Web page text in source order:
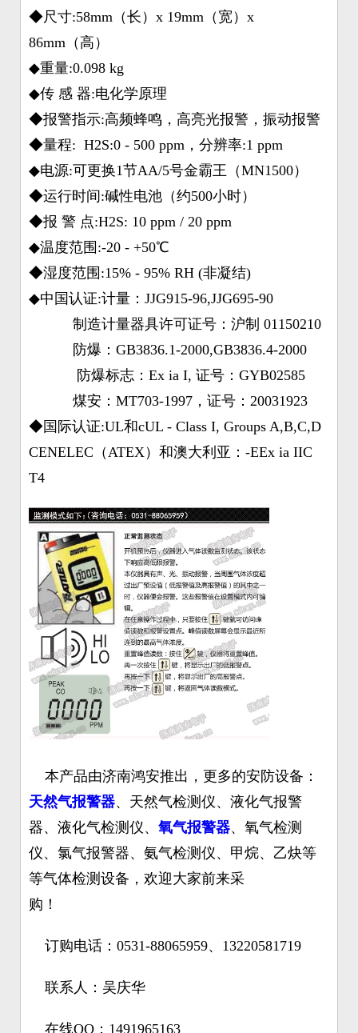
◆尺寸:58mm（长）x 19mm（宽）x
86mm（高）
◆重量:0.098 kg
◆传 感 器:电化学原理
◆报警指示:高频蜂鸣，高亮光报警，振动报警
◆量程: H2S:0 - 500 ppm，分辨率:1 ppm
◆电源:可更换1节AA/5号金霸王（MN1500）
◆运行时间:碱性电池（约500小时）
◆报 警 点:H2S: 10 ppm / 20 ppm
◆温度范围:-20 - +50℃
◆湿度范围:15% - 95% RH (非凝结)
◆中国认证:计量：JJG915-96,JJG695-90
制造计量器具许可证号：沪制 01150210
防爆：GB3836.1-2000,GB3836.4-2000
防爆标志：Ex ia I, 证号：GYB02585
煤安：MT703-1997，证号：20031923
◆国际认证:UL和cUL - Class I, Groups A,B,C,D
CENELEC（ATEX）和澳大利亚：-EEx ia IIC
T4
本产品由济南鸿安推出，更多的安防设备：
天然气报警器、天然气检测仪、液化气报警
器、液化气检测仪、 氧气报警器、氧气检测
仪、氯气报警器、氨气检测仪、甲烷、乙炔等
等气体检测设备，欢迎大家前来采
购！
订购电话：0531-88065959、13220581719
联系人：吴庆华
在线QQ：1491965163